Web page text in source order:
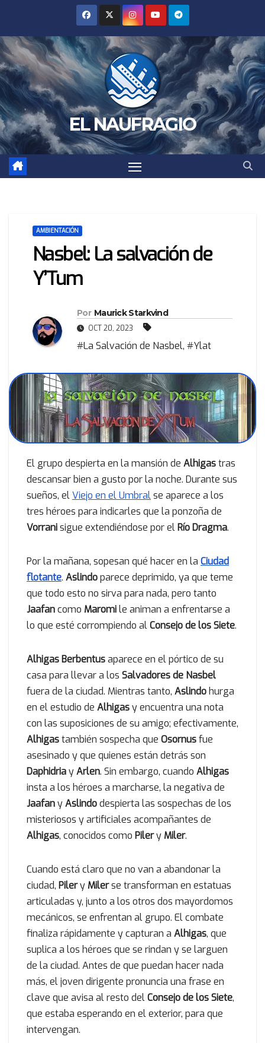
contenido
EL NAUFRAGIO
AMBIENTACIÓN
Nasbel: La salvación de
Y’Tum
Por Maurick Starkvind
OCT 20, 2023
#La Salvación de Nasbel, #Ylat
El grupo despierta en la mansión de Alhigastras
descansar bien a gusto por la noche. Durante sus
sueños, elViejo en el Umbralse aparece a los
tres héroes para indicarles que la ponzoña de
Vorranisigue extendiéndose por el Río Dragma.
Por la mañana, sopesan qué hacer en la Ciudad
flotante. Aslindoparece deprimido, ya que teme
que todo esto no sirva para nada, pero tanto
Jaafancomo Maromile animan a enfrentarse a
lo que esté corrompiendo alConsejo de los Siete.
Alhigas Berbentusaparece en el pórtico de su
casa para llevar a los Salvadores de Nasbel
fuera de la ciudad. Mientras tanto, Aslindo hurga
en el estudio de Alhigasy encuentra una nota
con las suposiciones de su amigo; efectivamente,
Alhigastambién sospecha que Osornusfue
asesinado y que quienes están detrás son
DaphidriayArlen. Sin embargo, cuando Alhigas
insta a los héroes a marcharse, la negativa de
JaafanyAslindodespierta las sospechas de los
misteriosos y artificiales acompañantes de
Alhigas, conocidos como Pilery Miler.
Cuando está claro que no van a abandonar la
ciudad, Pilery Milerse transforman en estatuas
articuladas y, junto a los otros dos mayordomos
mecánicos, se enfrentan al grupo. El combate
finaliza rápidamente y capturan a Alhigas, que
suplica a los héroes que se rindan y se larguen
de la ciudad. Antes de que puedan hacer nada
más, el joven dirigente pronuncia una frase en
clave que avisa al resto delConsejo de los Siete,
que estaba esperando en el exterior, para que
intervengan.